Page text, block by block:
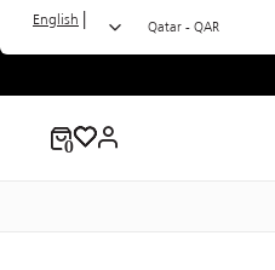
Qatar - QAR
|
English